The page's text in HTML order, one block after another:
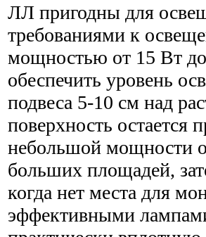
ЛЛ пригодны для
требованиями к
мощностью от 15 Вт
обеспечить уровень
подвеса 5-10 см над
поверхность остается
небольшой мощности
больших площадей,
когда нет места для
эффективными